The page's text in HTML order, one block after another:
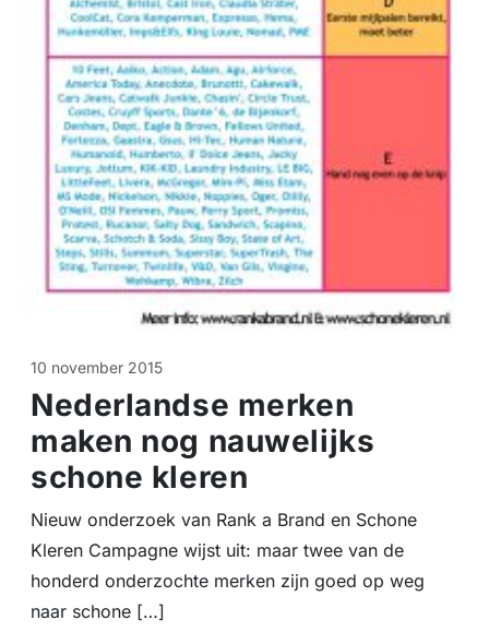
10 november 2015
Nederlandse merken
maken nog nauwelijks
schone kleren
Nieuw onderzoek van Rank a Brand en Schone
Kleren Campagne wijst uit: maar twee van de
honderd onderzochte merken zijn goed op weg
naar schone […]